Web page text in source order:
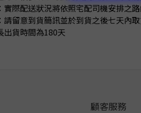
際配送狀況將依照宅配司機安排之
留意到貨簡訊並於到貨之後七天內
出貨時間為180天
顧客服務